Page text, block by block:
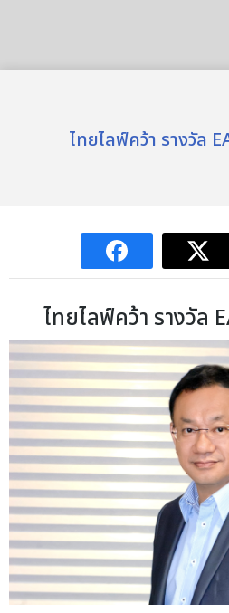
ไทยไลฟ์คว้า รางวัล
ไทยไลฟ์คว้า รางวัล